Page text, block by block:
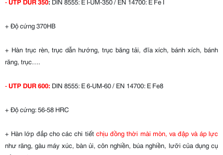
+ Độ cứng 370HB
+ Hàn trục rèn, trục dẫn hướng, trục băng tải, đĩa xích, bánh xích, bánh
răng, trục….
- UTP DUR 600: DIN 8555: E 6-UM-60 / EN 14700: E Fe8
+ Độ cứng: 56-58 HRC
+ Hàn lớp đắp cho các chi tiết chịu đồng thời mài mòn, va đập và áp lực
như răng, gàu máy xúc, bàn ủi, côn nghiền, búa nghiền, lưỡi của dụng cụ